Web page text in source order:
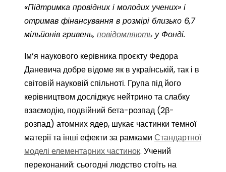
«Підтримка провідних і молодих учених» і
отримав фінансування в розмірі близько 6,7
мільйонів гривень, повідомляють у Фонді.
Ім’я наукового керівника проєкту Федора
Даневича добре відоме як в українській, так і в
світовій науковій спільноті. Група під його
керівництвом досліджує нейтрино та слабку
взаємодію, подвійний бета-розпад (2β-
розпад) атомних ядер, шукає частинки темної
матерії та інші ефекти за рамками Стандартної
моделі елементарних частинок. Учений
переконаний: сьогодні людство стоїть на